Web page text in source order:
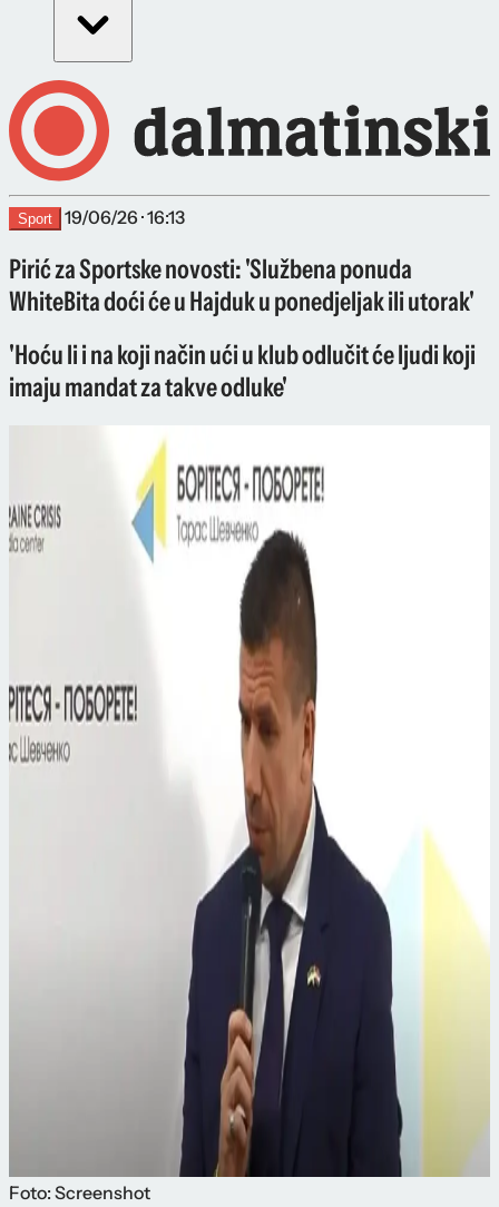
Sport 19/06/26 · 16:13
Pirić za Sportske novosti: 'Službena ponuda
WhiteBita doći će u Hajduk u ponedjeljak ili utorak'
'Hoću li i na koji način ući u klub odlučit će ljudi koji
imaju mandat za takve odluke'
Foto: Screenshot